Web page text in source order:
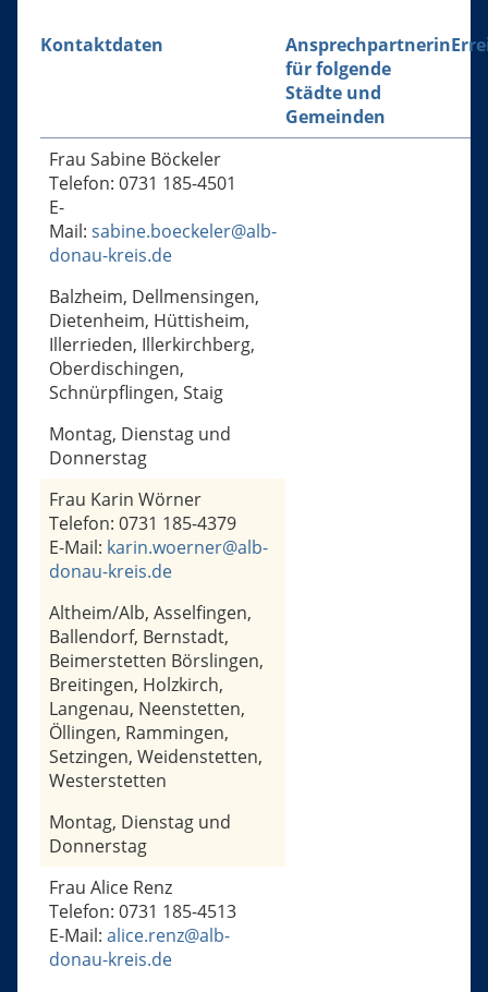
Kontaktdaten
Ansprechpartnerin
für folgende
Städte und
Gemeinden
Frau Sabine Böckeler
Telefon: 0731 185-4501
E-
Mail: sabine.boeckeler@alb-
donau-kreis.de
Balzheim, Dellmensingen,
Dietenheim, Hüttisheim,
Illerrieden, Illerkirchberg,
Oberdischingen,
Schnürpflingen, Staig
Montag, Dienstag und
Donnerstag
Frau Karin Wörner
Telefon: 0731 185-4379
E-Mail: karin.woerner@alb-
donau-kreis.de
Altheim/Alb, Asselfingen,
Ballendorf, Bernstadt,
Beimerstetten Börslingen,
Breitingen, Holzkirch,
Langenau, Neenstetten,
Öllingen, Rammingen,
Setzingen, Weidenstetten,
Westerstetten
Montag, Dienstag und
Donnerstag
Frau Alice Renz
Telefon: 0731 185-4513
E-Mail: alice.renz@alb-
donau-kreis.de